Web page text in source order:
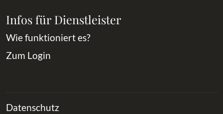
Infos für Dienstleister
Wie funktioniert es?
Zum Login
Datenschutz